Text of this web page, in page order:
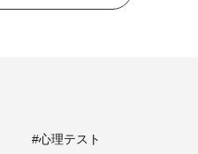
#心理テスト